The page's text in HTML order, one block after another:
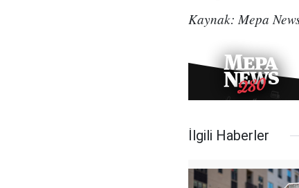
Kaynak: Mepa
İlgili Haberler